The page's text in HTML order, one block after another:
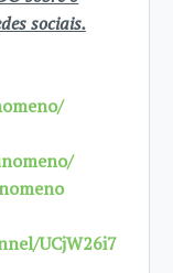
sociais.
UCjW26i7